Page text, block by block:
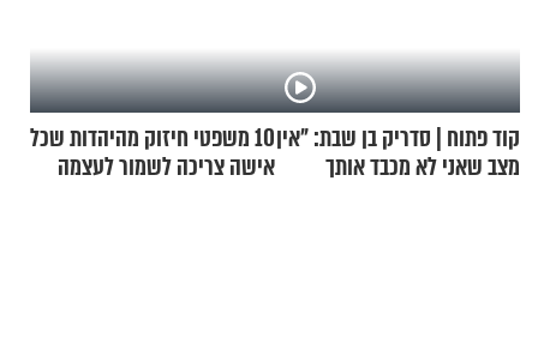
קוד פתוח | סדריק בן שבת: "אין
מצב שאני לא מכבד אותך
10 משפטי חיזוק מהיהדות שכל
אישה צריכה לשמור לעצמה